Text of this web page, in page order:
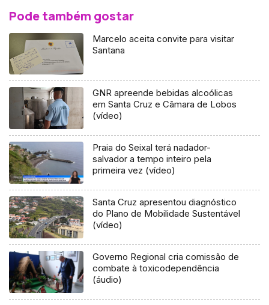
Pode também gostar
Marcelo aceita convite para visitar
Santana
GNR apreende bebidas alcoólicas
em Santa Cruz e Câmara de Lobos
(vídeo)
Praia do Seixal terá nadador-
salvador a tempo inteiro pela
primeira vez (vídeo)
Santa Cruz apresentou diagnóstico
do Plano de Mobilidade Sustentável
(vídeo)
Governo Regional cria comissão de
combate à toxicodependência
(áudio)